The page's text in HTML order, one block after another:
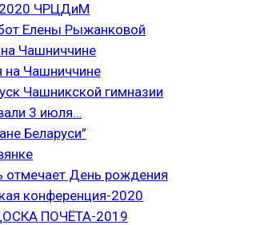
ЧРЦДиМ
Елены Рыжанковой
Чашниччине
на Чашниччине
Чашникской гимназии
3 июля…
Беларуси”
отмечает День рождения
конференция-2020
ПОЧЁТА-2019